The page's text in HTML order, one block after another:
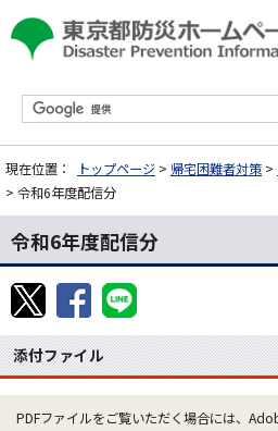
現在位置： トップページ > 帰宅困難者対策 >
> 令和6年度配信分
令和6年度配信分
添付ファイル
PDFファイルをご覧いただく場合には、